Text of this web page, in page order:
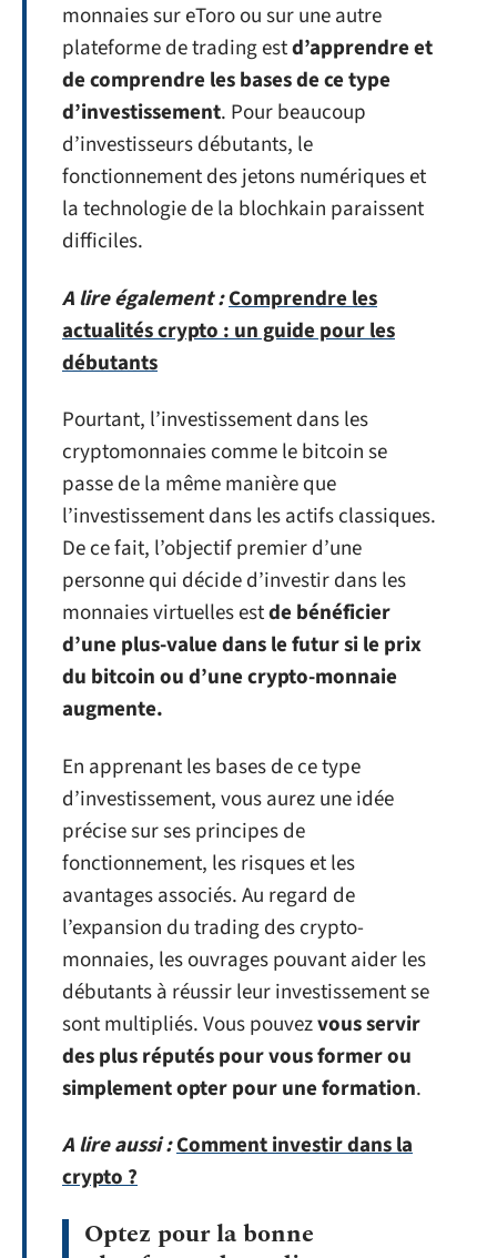
monnaies sur eToro ou sur une autre
plateforme de trading estd’apprendre et
de comprendre les bases de ce type
d’investissement. Pour beaucoup
d’investisseurs débutants, le
fonctionnement des jetons numériques et
la technologie de la blochkain paraissent
difficiles.
A lire également :Comprendre les
actualités crypto : un guide pour les
débutants
Pourtant, l’investissement dans les
cryptomonnaies comme le bitcoin se
passe de la même manière que
l’investissement dans les actifs classiques.
De ce fait, l’objectif premier d’une
personne qui décide d’investir dans les
monnaies virtuelles estde bénéficier
d’une plus-value dans le futur si le prix
du bitcoin ou d’une crypto-monnaie
augmente.
En apprenant les bases de ce type
d’investissement, vous aurez une idée
précise sur ses principes de
fonctionnement, les risques et les
avantages associés. Au regard de
l’expansion du trading des crypto-
monnaies, les ouvrages pouvant aider les
débutants à réussir leur investissement se
sont multipliés. Vous pouvezvous servir
des plus réputés pour vous former ou
simplement opter pour une formation.
A lire aussi :Comment investir dans la
crypto ?
Optez pour la bonne